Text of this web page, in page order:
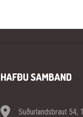
HAFÐU SAMBAND
Suðurlandsbraut 54,